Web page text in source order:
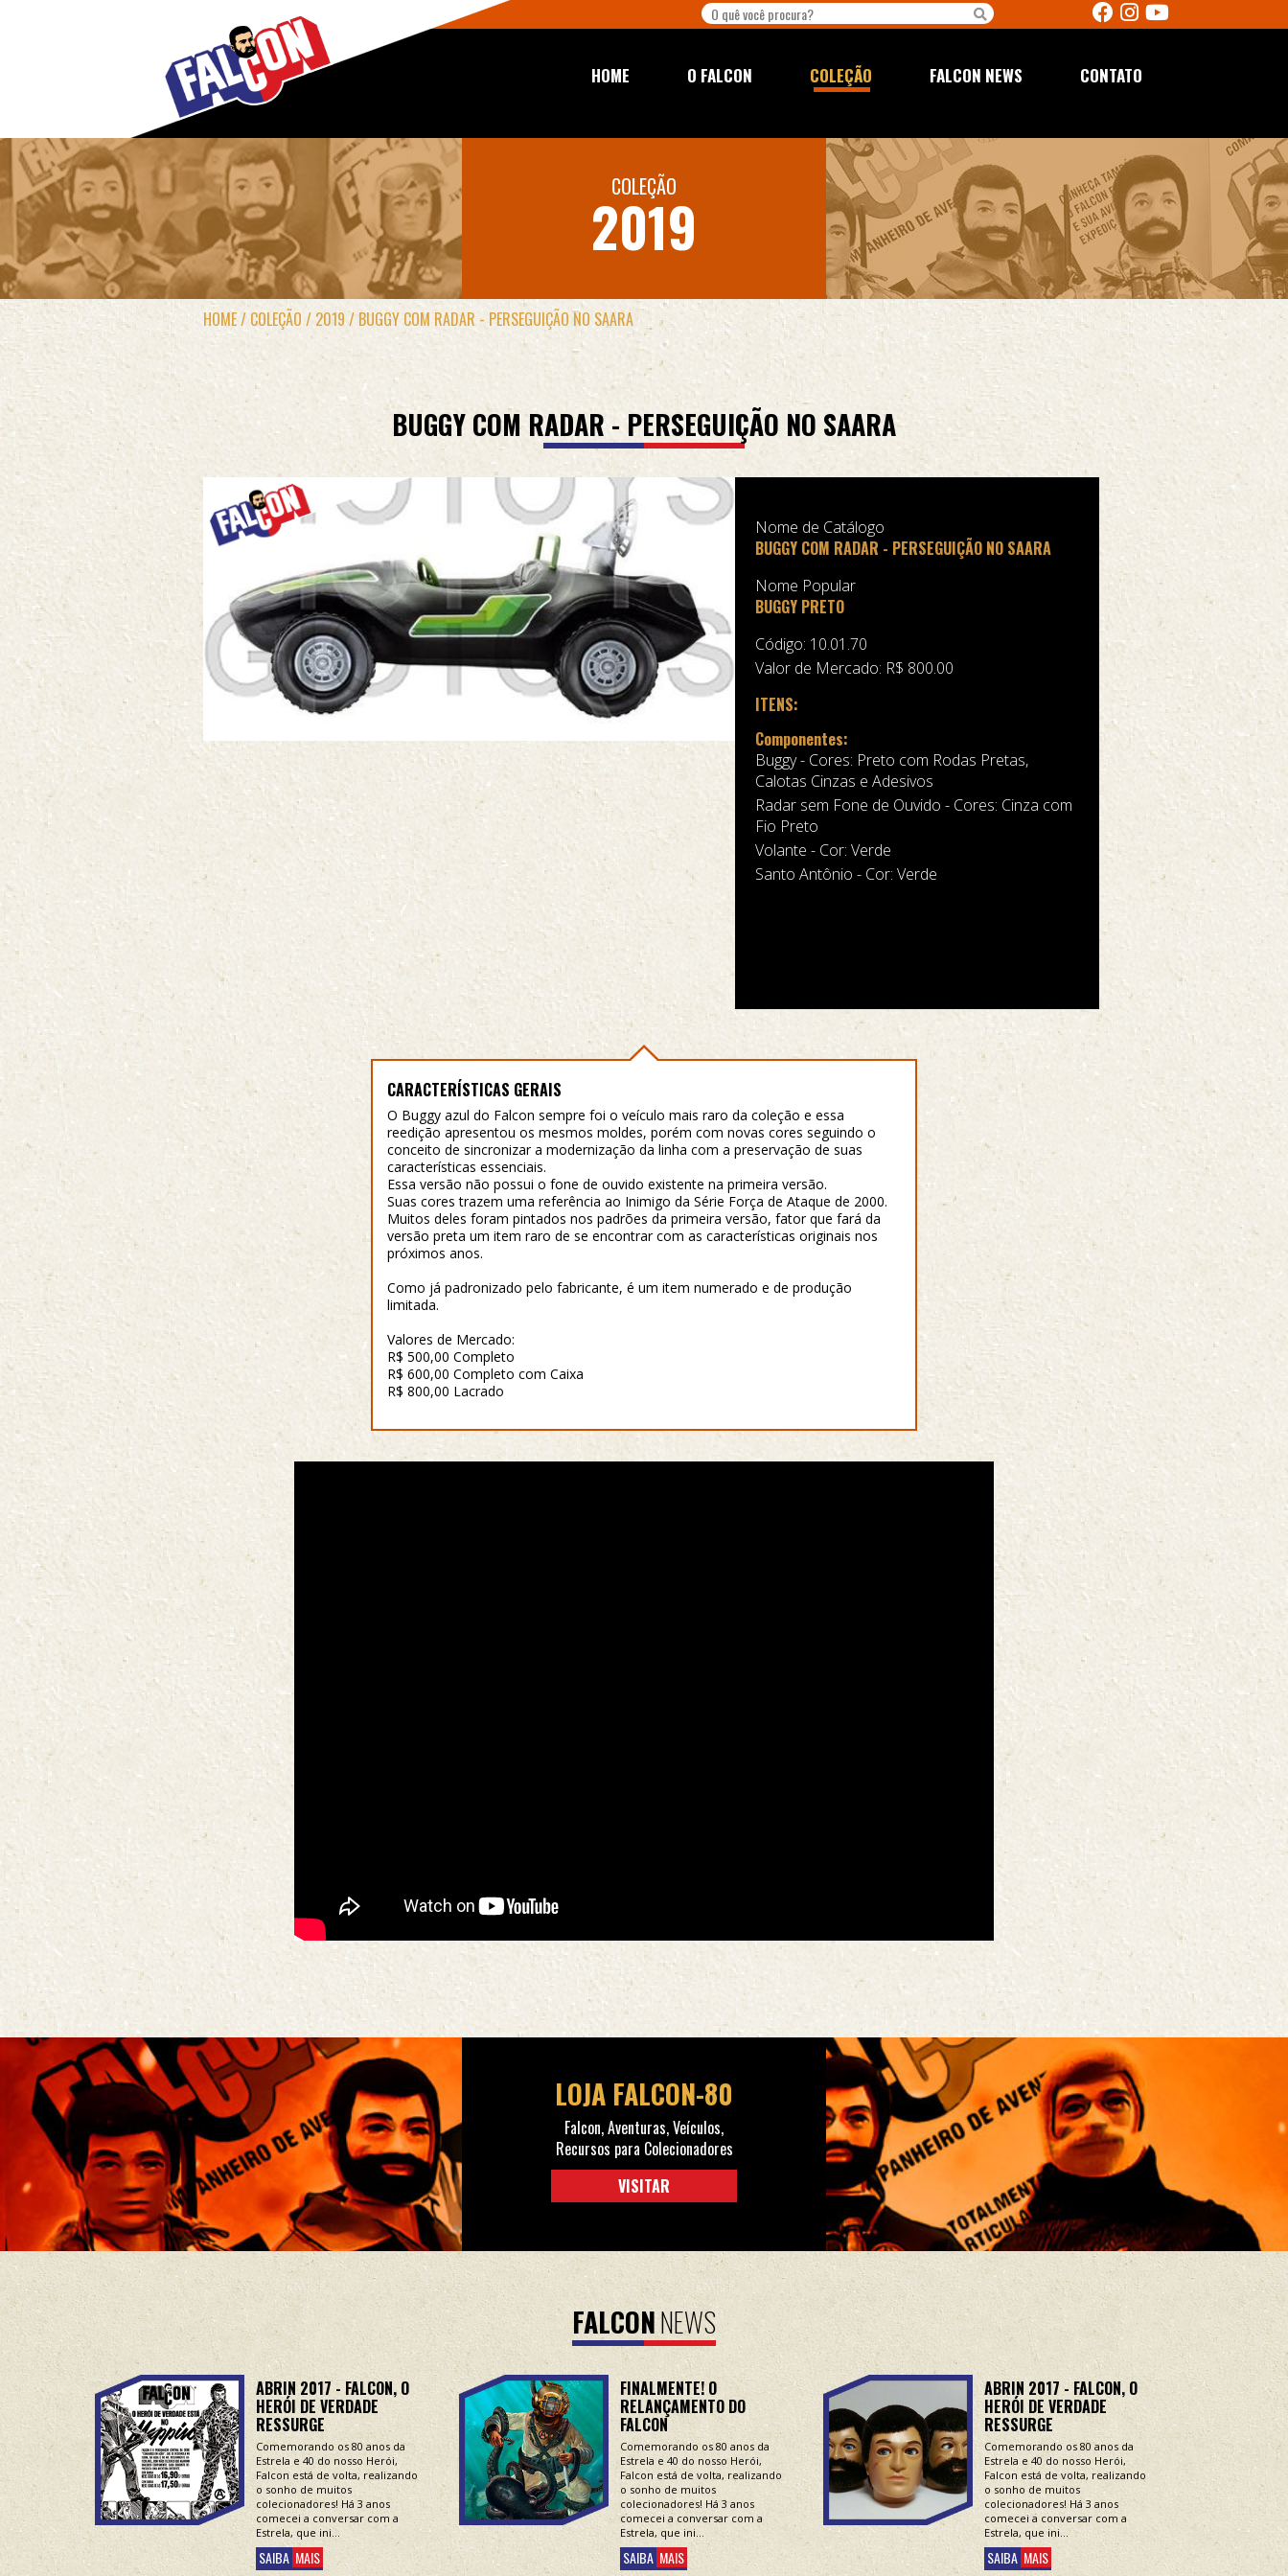
CONTATO
FALCON NEWS
COLEÇÃO
O FALCON
HOME
COLEÇÃO
2019
HOME/ COLEÇÃO / 2019 / BUGGY COM RADAR - PERSEGUIÇÃO NO SAARA
BUGGY COM RADAR - PERSEGUIÇÃO NO SAARA
Nome de Catálogo
BUGGY COM RADAR - PERSEGUIÇÃO NO SAARA
Nome Popular
BUGGY PRETO
Código: 10.01.70
Valor de Mercado: R$ 800.00
ITENS:
Componentes:
Buggy - Cores: Preto com Rodas Pretas,
Calotas Cinzas e Adesivos
Radar sem Fone de Ouvido - Cores: Cinza com
Fio Preto
Volante - Cor: Verde
Santo Antônio - Cor: Verde
CARACTERÍSTICAS GERAIS
O Buggy azul do Falcon sempre foi o veículo mais raro da coleção e essa
reedição apresentou os mesmos moldes, porém com novas cores seguindo o
conceito de sincronizar a modernização da linha com a preservação de suas
características essenciais.
Essa versão não possui o fone de ouvido existente na primeira versão.
Suas cores trazem uma referência ao Inimigo da Série Força de Ataque de 2000.
Muitos deles foram pintados nos padrões da primeira versão, fator que fará da
versão preta um item raro de se encontrar com as características originais nos
próximos anos.
Como já padronizado pelo fabricante, é um item numerado e de produção
limitada.
Valores de Mercado:
R$ 500,00 Completo
R$ 600,00 Completo com Caixa
R$ 800,00 Lacrado
LOJA FALCON-80
Falcon, Aventuras, Veículos,
Recursos para Colecionadores
VISITAR
FALCONNEWS
ABRIN 2017 - FALCON, O
HERÓI DE VERDADE
RESSURGE
Comemorando os 80 anos da
Estrela e 40 do nosso Herói,
Falcon está de volta, realizando
o sonho de muitos
colecionadores! Há 3 anos
comecei a conversar com a
Estrela, que ini...
SAIBA MAIS
FINALMENTE! O
RELANÇAMENTO DO
FALCON
Comemorando os 80 anos da
Estrela e 40 do nosso Herói,
Falcon está de volta, realizando
o sonho de muitos
colecionadores! Há 3 anos
comecei a conversar com a
Estrela, que ini...
SAIBA MAIS
ABRIN 2017 - FALCON, O
HERÓI DE VERDADE
RESSURGE
Comemorando os 80 anos da
Estrela e 40 do nosso Herói,
Falcon está de volta, realizando
o sonho de muitos
colecionadores! Há 3 anos
comecei a conversar com a
Estrela, que ini...
SAIBA MAIS